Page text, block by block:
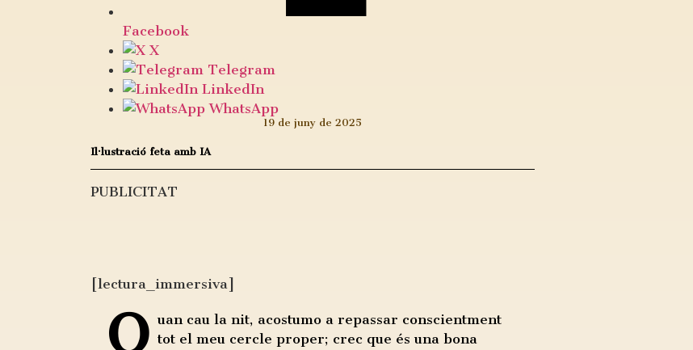
Facebook
X
Telegram
LinkedIn
WhatsApp
19 de juny de 2025
Il·lustració feta amb IA
PUBLICITAT
[lectura_immersiva]
Q uan cau la nit, acostumo a repassar conscientment
tot el meu cercle proper; crec que és una bona